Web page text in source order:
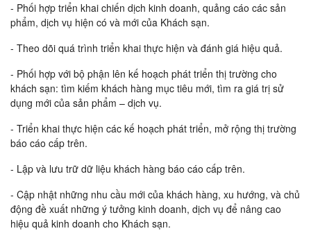
- Phối hợp triển khai chiến dịch kinh doanh, quảng cáo các sản
phẩm, dịch vụ hiện có và mới của Khách sạn.
- Theo dõi quá trình triển khai thực hiện và đánh giá hiệu quả.
- Phối hợp với bộ phận lên kế hoạch phát triển thị trường cho
khách sạn: tìm kiếm khách hàng mục tiêu mới, tìm ra giá trị sử
dụng mới của sản phẩm – dịch vụ.
- Triển khai thực hiện các kế hoạch phát triển, mở rộng thị trường
báo cáo cấp trên.
- Lập và lưu trữ dữ liệu khách hàng báo cáo cấp trên.
- Cập nhật những nhu cầu mới của khách hàng, xu hướng, và chủ
động đề xuất những ý tưởng kinh doanh, dịch vụ để nâng cao
hiệu quả kinh doanh cho Khách sạn.